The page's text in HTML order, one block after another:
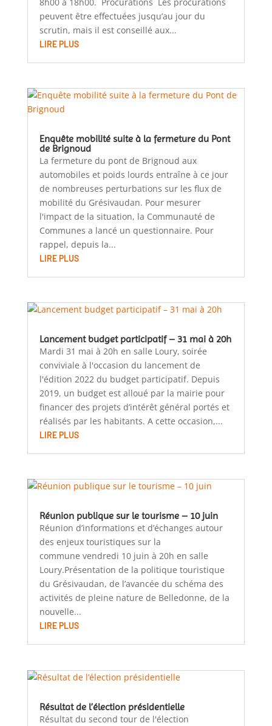
peuvent être effectuées jusqu’au jour du
scrutin, mais il est conseillé aux...
LIRE PLUS
Enquête mobilité suite à la fermeture du Pont
de Brignoud
La fermeture du pont de Brignoud aux
automobiles et poids lourds entraîne à ce jour
de nombreuses perturbations sur les flux de
mobilité du Grésivaudan. Pour mesurer
l'impact de la situation, la Communauté de
Communes a lancé un questionnaire. Pour
rappel, depuis la...
LIRE PLUS
Lancement budget participatif – 31 mai à 20h
Mardi 31 mai à 20h en salle Loury, soirée
conviviale à l'occasion du lancement de
l'édition 2022 du budget participatif. Depuis
2019, un budget est alloué par la mairie pour
financer des projets d’intérêt général portés et
réalisés par les habitants. A cette occasion,...
LIRE PLUS
Réunion publique sur le tourisme – 10 juin
Réunion d’informations et d’échanges autour
des enjeux touristiques sur la
commune vendredi 10 juin à 20h en salle
Loury.Présentation de la politique touristique
du Grésivaudan, de l’avancée du schéma des
activités de pleine nature de Belledonne, de la
nouvelle...
LIRE PLUS
Résultat de l’élection présidentielle
Résultat du second tour de l'élection